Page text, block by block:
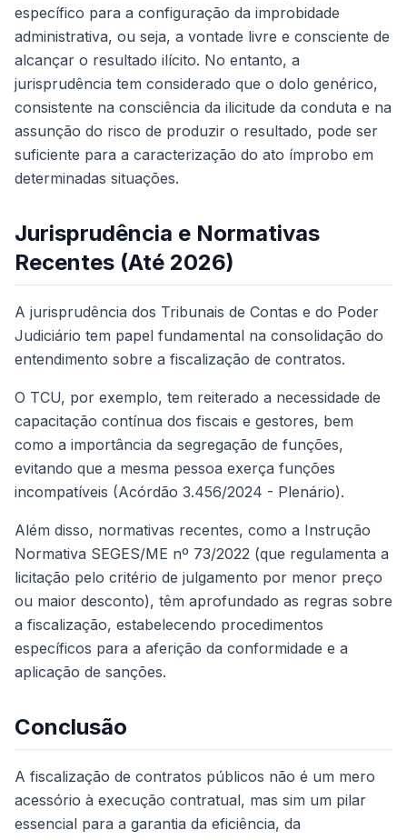
específico para a configuração da improbidade
administrativa, ou seja, a vontade livre e consciente de
alcançar o resultado ilícito. No entanto, a
jurisprudência tem considerado que o dolo genérico,
consistente na consciência da ilicitude da conduta e na
assunção do risco de produzir o resultado, pode ser
suficiente para a caracterização do ato ímprobo em
determinadas situações.
Jurisprudência e Normativas
Recentes (Até 2026)
A jurisprudência dos Tribunais de Contas e do Poder
Judiciário tem papel fundamental na consolidação do
entendimento sobre a fiscalização de contratos.
O TCU, por exemplo, tem reiterado a necessidade de
capacitação contínua dos fiscais e gestores, bem
como a importância da segregação de funções,
evitando que a mesma pessoa exerça funções
incompatíveis (Acórdão 3.456/2024 - Plenário).
Além disso, normativas recentes, como a Instrução
Normativa SEGES/ME nº 73/2022 (que regulamenta a
licitação pelo critério de julgamento por menor preço
ou maior desconto), têm aprofundado as regras sobre
a fiscalização, estabelecendo procedimentos
específicos para a aferição da conformidade e a
aplicação de sanções.
Conclusão
A fiscalização de contratos públicos não é um mero
acessório à execução contratual, mas sim um pilar
essencial para a garantia da eficiência, da